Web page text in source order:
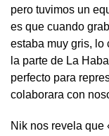
pero tuvimos un
es que cuando
estaba muy gris, lo
la parte de La
perfecto para
colaborara con
Nik nos revela que